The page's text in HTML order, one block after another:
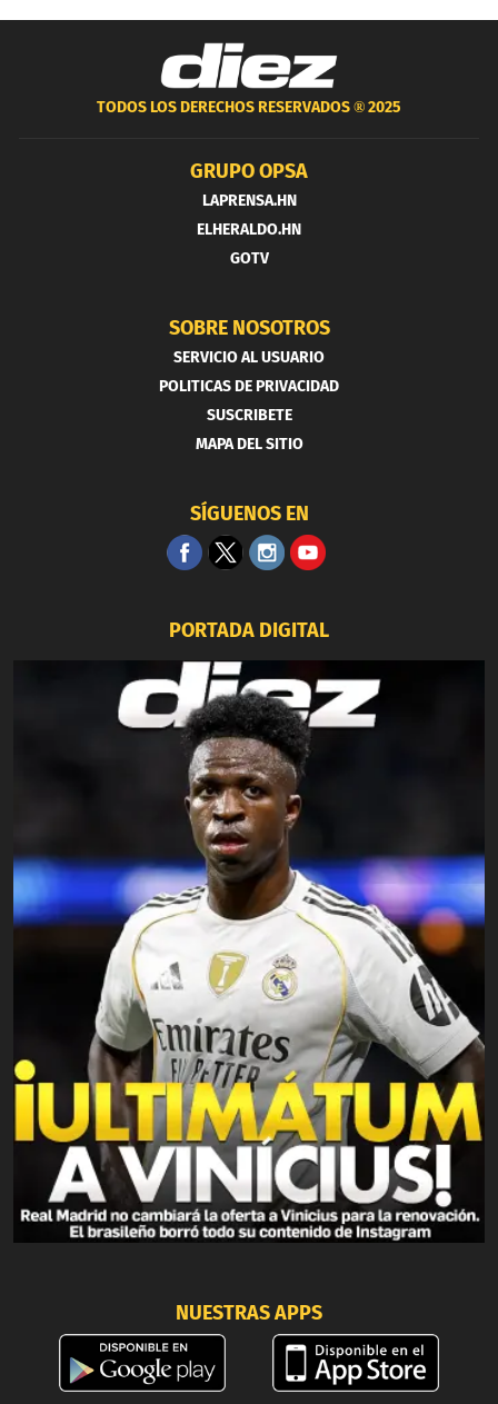
TODOS LOS DERECHOS RESERVADOS ®2025
GRUPO OPSA
LAPRENSA.HN
ELHERALDO.HN
GOTV
SOBRE NOSOTROS
SERVICIO AL USUARIO
POLITICAS DE PRIVACIDAD
SUSCRIBETE
MAPA DEL SITIO
SÍGUENOS EN
PORTADA DIGITAL
NUESTRAS APPS